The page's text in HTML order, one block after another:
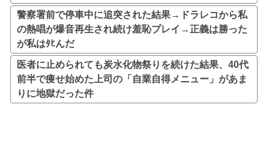
警察署前で停車中に追突された結果→ドラレコから私
の熱唱が爆音再生され続け羞恥プレイ→正義は勝った
が私はﾀﾋんだ
医者に止められても炭水化物祭りを続けた結果、40代
前半で痩せ始めた上司の「自業自得メニュー」があま
りに地獄だった件